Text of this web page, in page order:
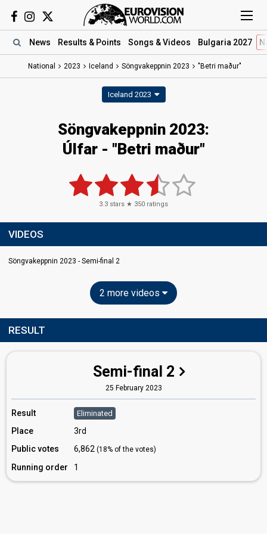
News Results & Points Songs & Videos Bulgaria 2027
National 2023 Iceland Söngvakeppnin 2023 "Betri maður"
Iceland 2023
Söngvakeppnin 2023:
Úlfar- "Betri maður"
3.3 stars ★ 350 ratings
VIDEOS
Söngvakeppnin 2023 - Semi-final 2
2 more videos
RESULT
Semi-final 2
25 February 2023
Result Eliminated
Place
3rd
Public votes
6,862 (18% of the votes)
Running order 1